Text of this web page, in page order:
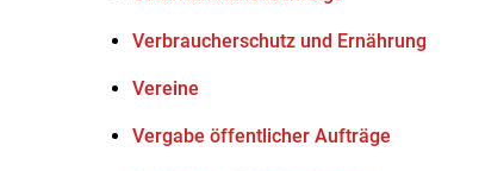
Verbraucherschutz und Ernährung
Vereine
Vergabe öffentlicher Aufträge